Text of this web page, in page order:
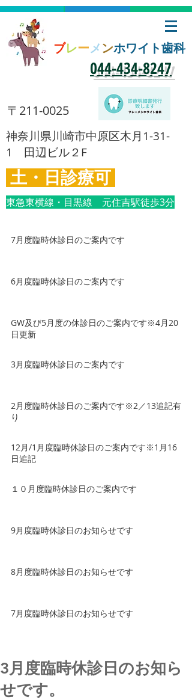
ブレー メ ンホワイト歯科
​044-434-8247
​〒211-0025
​神奈川県川崎市中原区木月1-31-
1 田辺ビル２F
土・日診療可
東急東横線・目黒線 元住吉駅徒歩3分
7月度臨時休診日のご案内です
6月度臨時休診日のご案内です
GW及び5月度の休診日のご案内です※4月20
日更新
3月度臨時休診日のご案内です
2月度臨時休診日のご案内です※2／13追記有
り
12月/1月度臨時休診日のご案内です※1月16
日追記
１０月度臨時休診日のご案内です
9月度臨時休診日のお知らせです
8月度臨時休診日のお知らせです
7月度臨時休診日のお知らせです
3月度臨時休診日のお知ら
せです。